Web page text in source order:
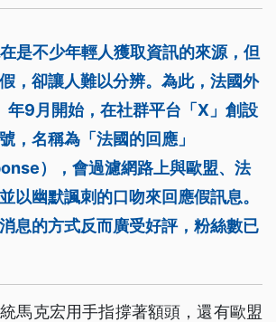
是不少年輕人獲取資訊的來源，但
，卻讓人難以分辨。為此，法國外
9月開始，在社群平台「X」創設
，名稱為「法國的回應」
），會過濾網路上與歐盟、法
以幽默諷刺的口吻來回應假訊息。
息的方式反而廣受好評，粉絲數已
馬克宏用手指撐著額頭，還有歐盟